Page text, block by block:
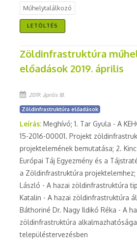
Műhelytalálkozó
LETÖLTÉS
Zöldinfrastruktúra
előadások 2019. április
2019. április 18.
Zöldinfrastruktúra előadások
Leírás: Meghívó; 1. Tar Gyula - A
15-2016-00001. Projekt
projektelemének bemutatása; 2.
Európai Táj Egyezmény és a
a Zöldinfrastruktúra projektelemhez;
László - A hazai zöldinfrastruktúra
Katalin - A hazai zöldinfrastruktúra
Báthoriné Dr. Nagy Ildikó Réka - A
zöldinfrastruktúra
településtervezésben